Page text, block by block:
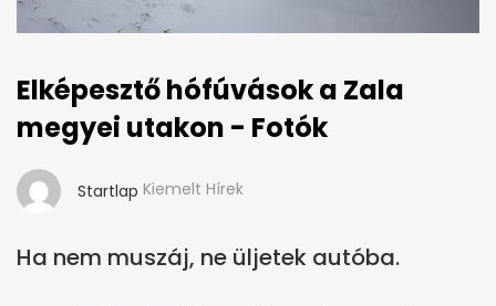
Elképesztő hófúvások a Zala
megyei utakon - Fotók
Startlap Kiemelt Hírek
Ha nem muszáj, ne üljetek autóba.